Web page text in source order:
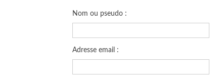
Nom ou pseudo :
Adresse email :